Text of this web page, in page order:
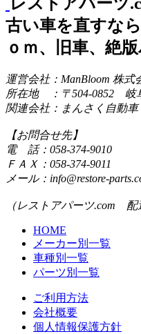
古い車を直すな
ｏｍ、旧車、絶
運営会社：ManBloom 株式
所在地 ：〒504-0852 岐
関連会社：まんさく自動車
【お問合せ先】
電 話：058-374-9010
ＦＡＸ：058-374-9011
メール：info@restore-
（レストアパーツ.com 配
HOME
メーカー別一覧
車種別一覧
パーツ別一覧
ご利用方法
会社概要
個人情報保護方針